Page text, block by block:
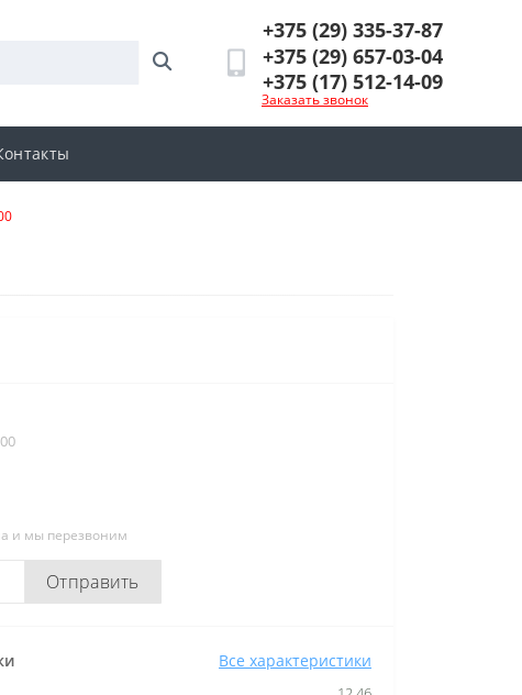
+375 (29) 335-37-87
+375 (29) 657-03-04
+375 (17) 512-14-09
Заказать звонок
и мы перезвоним
Отправить
Все характеристики